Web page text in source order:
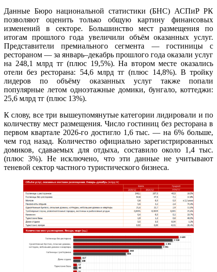
Данные Бюро национальной статистики (БНС) АСПиР РК
позволяют оценить только общую картину финансовых
изменений в секторе. Большинство мест размещения по
итогам прошлого года увеличили объём оказанных услуг.
Представители премиального сегмента — гостиницы с
рестораном — за январь–декабрь прошлого года оказали услуг
на 248,1 млрд тг (плюс 19,5%). На втором месте оказались
отели без ресторана: 54,6 млрд тг (плюс 14,8%). В тройку
лидеров по объёму оказанных услуг также попали
популярные летом одноэтажные домики, бунгало, коттеджи:
25,6 млрд тг (плюс 13%).
К слову, все три вышеупомянутые категории лидировали и по
количеству мест размещения. Число гостиниц без ресторана в
первом квартале 2026-го достигло 1,6 тыс. — на 6% больше,
чем год назад. Количество официально зарегистрированных
домиков, сдаваемых для отдыха, составило около 1,4 тыс.
(плюс 3%). Не исключено, что эти данные не учитывают
теневой сектор частного туристического бизнеса.